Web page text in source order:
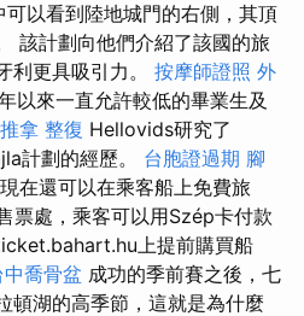
以看到陸地城門的右側，其頂
該計劃向他們介紹了該國的旅
利更具吸引力。 按摩師證照 外
以來一直允許較低的畢業生及
推拿 整復 Hellovids研究了
計劃的經歷。 台胞證過期 腳
在還可以在乘客船上免費旅
票處，乘客可以用Szép卡付款
上提前購買船
中喬骨盆 成功的季前賽之後，七
頓湖的高季節，這就是為什麼